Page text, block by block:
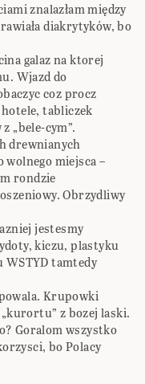
znalazłam między
diakrytyków, bo
galaz na ktorej
Wjazd do
coz procz
tabliczek
„bele-cym”.
drewnianych
wolnego miejsca –
rondzie
Obrzydliwy
jestesmy
kiczu, plastyku
tamtedy
Krupowki
z bozej laski.
Goralom wszystko
bo Polacy